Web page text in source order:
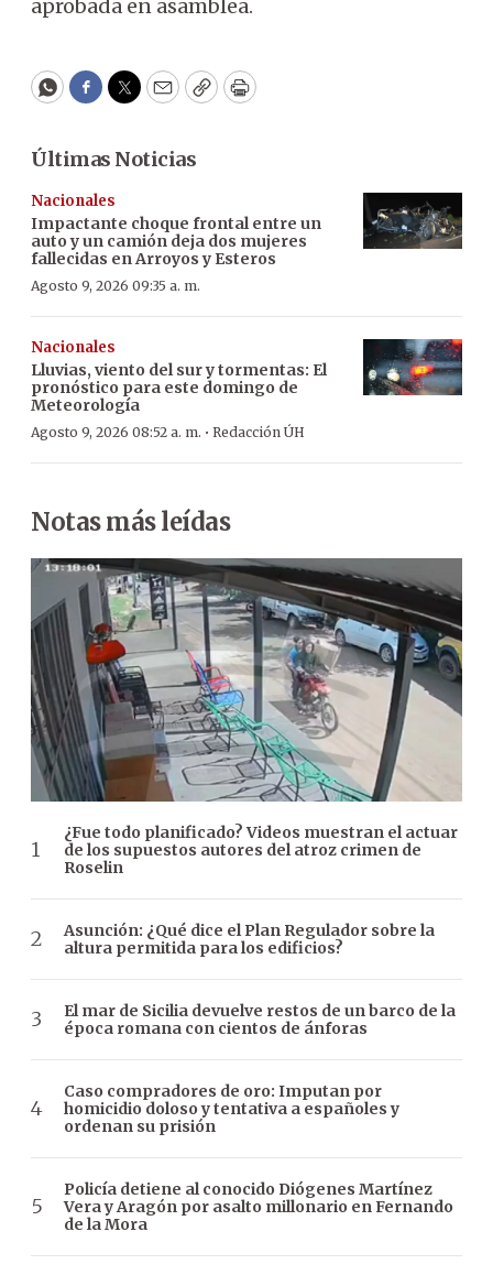
aprobada en asamblea.
WhatsApp
Facebook
Twitter
EmailCopyPrint
Últimas Noticias
Nacionales
Impactante choque frontal entre un
auto y un camión deja dos mujeres
fallecidas en Arroyos y Esteros
Agosto 9, 2026 09:35 a. m.
Nacionales
Lluvias, viento del sur y tormentas: El
pronóstico para este domingo de
Meteorología
Agosto 9, 2026 08:52 a. m. · Redacción ÚH
Notas más leídas
¿Fue todo planificado? Videos muestran el actuar
de los supuestos autores del atroz crimen de
Roselin
Asunción: ¿Qué dice el Plan Regulador sobre la
altura permitida para los edificios?
El mar de Sicilia devuelve restos de un barco de la
época romana con cientos de ánforas
Caso compradores de oro: Imputan por
homicidio doloso y tentativa a españoles y
ordenan su prisión
Policía detiene al conocido Diógenes Martínez
Vera y Aragón por asalto millonario en Fernando
de la Mora